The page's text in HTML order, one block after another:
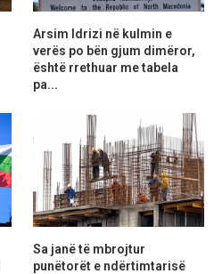
Arsim Idrizi në kulmin e
verës po bën gjum dimëror,
është rrethuar me tabela
pa...
Sa janë të mbrojtur
punëtorët e ndërtimtarisë